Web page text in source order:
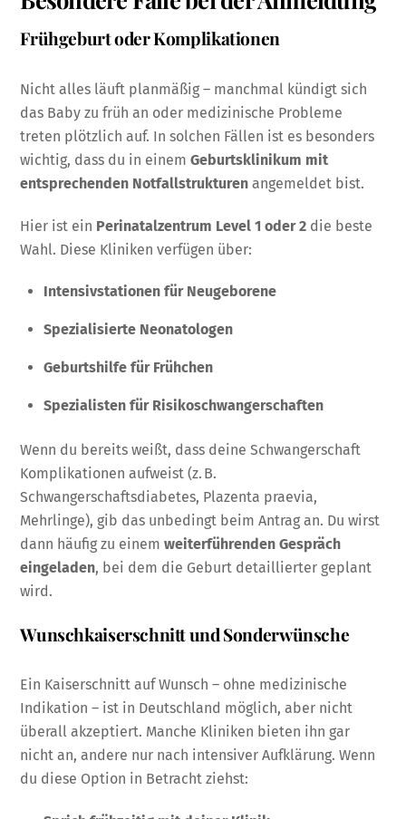
Frühgeburt oder Komplikationen
Nicht alles läuft planmäßig – manchmal kündigt sich
das Baby zu früh an oder medizinische Probleme
treten plötzlich auf. In solchen Fällen ist es besonders
wichtig, dass du in einemGeburtsklinikum mit
entsprechenden Notfallstrukturen angemeldet bist.
Hier ist ein Perinatalzentrum Level 1 oder 2 die beste
Wahl. Diese Kliniken verfügen über:
Intensivstationen für Neugeborene
Spezialisierte Neonatologen
Geburtshilfe für Frühchen
Spezialisten für Risikoschwangerschaften
Wenn du bereits weißt, dass deine Schwangerschaft
Komplikationen aufweist (z. B.
Schwangerschaftsdiabetes, Plazenta praevia,
Mehrlinge), gib das unbedingt beim Antrag an. Du wirst
dann häufig zu einemweiterführenden Gespräch
eingeladen, bei dem die Geburt detaillierter geplant
wird.
Wunschkaiserschnitt und Sonderwünsche
Ein Kaiserschnitt auf Wunsch – ohne medizinische
Indikation – ist in Deutschland möglich, aber nicht
überall akzeptiert. Manche Kliniken bieten ihn gar
nicht an, andere nur nach intensiver Aufklärung. Wenn
du diese Option in Betracht ziehst: